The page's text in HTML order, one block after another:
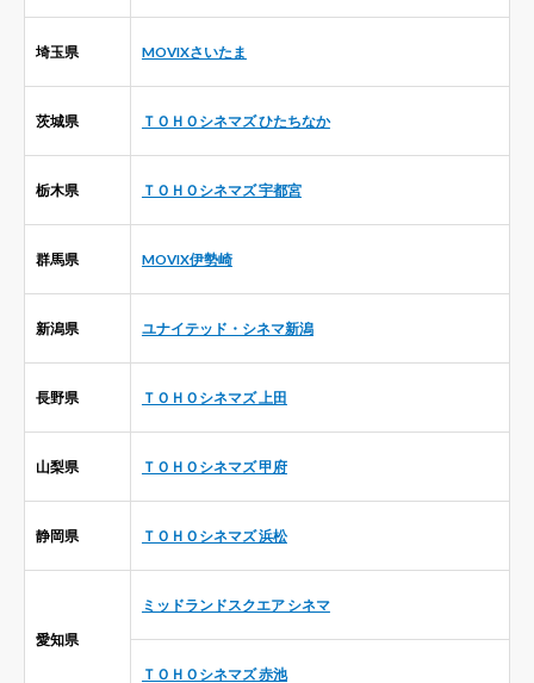
埼玉県 MOVIXさいたま
茨城県 ＴＯＨＯシネマズ ひたちなか
栃木県 ＴＯＨＯシネマズ 宇都宮
群馬県 MOVIX伊勢崎
新潟県 ユナイテッド・シネマ新潟
長野県 ＴＯＨＯシネマズ 上田
山梨県 ＴＯＨＯシネマズ 甲府
静岡県 ＴＯＨＯシネマズ 浜松
愛知県
ミッドランドスクエア シネマ
ＴＯＨＯシネマズ 赤池